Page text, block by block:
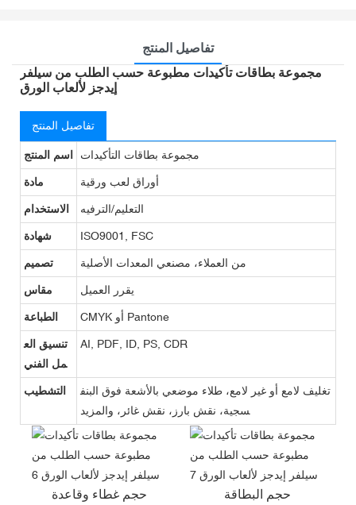
تفاصيل المنتج
مجموعة بطاقات تأكيدات مطبوعة حسب الطلب من سيلفر
إيدجز لألعاب الورق
تفاصيل المنتج
اسم المنتج مجموعة بطاقات التأكيدات
مادة أوراق لعب ورقية
الاستخدام التعليم/الترفيه
شهادة ISO9001, FSC
تصميم من العملاء، مصنعي المعدات الأصلية
مقاس يقرر العميل
الطباعة CMYK أو Pantone
تنسيق الع
مل الفني
AI, PDF, ID, PS, CDR
التشطيب
تغليف لامع أو غير لامع، طلاء موضعي بالأشعة فوق البنف
سجية، نقش بارز، نقش غائر، والمزيد
حجم غطاء وقاعدة
حجم البطاقة